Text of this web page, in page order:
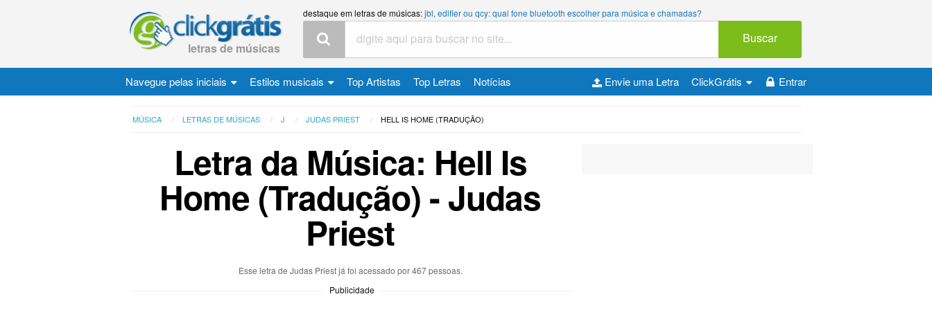
letras de músicas
destaque em letras de músicas:jbl, edifier ou qcy: qual fone bluetooth escolher para música e chamadas?
Buscar
Navegue pelas iniciais Estilos musicais Top Artistas Top Letras Notícias Entrar
ClickGrátis
Envie uma Letra
MÚSICA LETRAS DE MÚSICAS J JUDAS PRIEST HELL IS HOME (TRADUÇÃO)
Letra da Música: Hell Is
Home (Tradução) - Judas
Priest
Esse letra de Judas Priest já foi acessado por 467 pessoas.
Publicidade